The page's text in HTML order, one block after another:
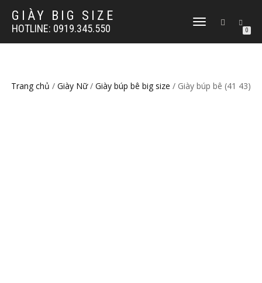
GIÀY BIG SIZE
HOTLINE: 0919.345.550
TOGGLE
0
Trang chủ / Giày Nữ/ Giày búp bê big size / Giày búp bê (41 43)